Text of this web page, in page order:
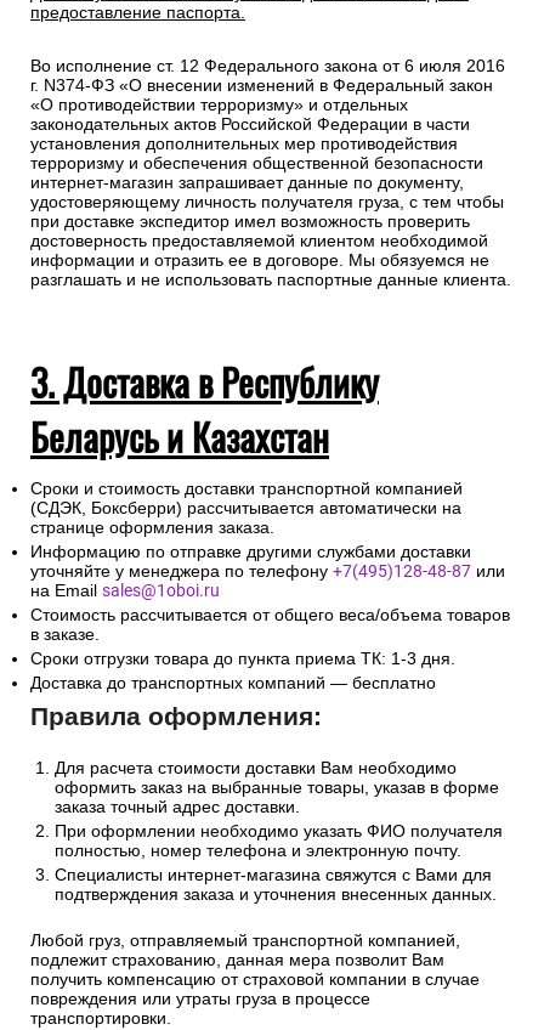
предоставление паспорта.
Во исполнение ст. 12 Федерального закона от 6 июля 2016
г. N374-ФЗ «О внесении изменений в Федеральный закон
«О противодействии терроризму» и отдельных
законодательных актов Российской Федерации в части
установления дополнительных мер противодействия
терроризму и обеспечения общественной безопасности
интернет-магазин запрашивает данные по документу,
удостоверяющему личность получателя груза, с тем чтобы
при доставке экспедитор имел возможность проверить
достоверность предоставляемой клиентом необходимой
информации и отразить ее в договоре. Мы обязуемся не
разглашать и не использовать паспортные данные клиента.
3. Доставка в Республику
Беларусь и Казахстан
Сроки и стоимость доставки транспортной компанией
(СДЭК, Боксберри) рассчитывается автоматически на
странице оформления заказа.
Информацию по отправке другими службами доставки
уточняйте у менеджера по телефону +7(495)128-48-87 или
на Email sales@1oboi.ru
Стоимость рассчитывается от общего веса/объема товаров
в заказе.
Сроки отгрузки товара до пункта приема ТК: 1-3 дня.
Доставка до транспортных компаний — бесплатно
Правила оформления:
Для расчета стоимости доставки Вам необходимо
оформить заказ на выбранные товары, указав в форме
заказа точный адрес доставки.
При оформлении необходимо указать ФИО получателя
полностью, номер телефона и электронную почту.
Специалисты интернет-магазина свяжутся с Вами для
подтверждения заказа и уточнения внесенных данных.
Любой груз, отправляемый транспортной компанией,
подлежит страхованию, данная мера позволит Вам
получить компенсацию от страховой компании в случае
повреждения или утраты груза в процессе
транспортировки.